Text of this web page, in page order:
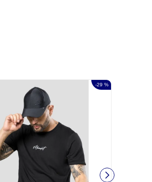
-29 %